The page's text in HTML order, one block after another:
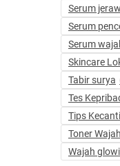
Serum
Serum
Serum
Skincare
Tabir surya
Tes
Tips
Toner Wajah
Wajah